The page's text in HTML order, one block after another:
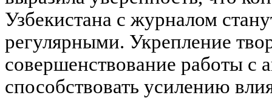
Узбекистана с журналом
регулярными. Укрепление
совершенствование работы с
способствовать усилению